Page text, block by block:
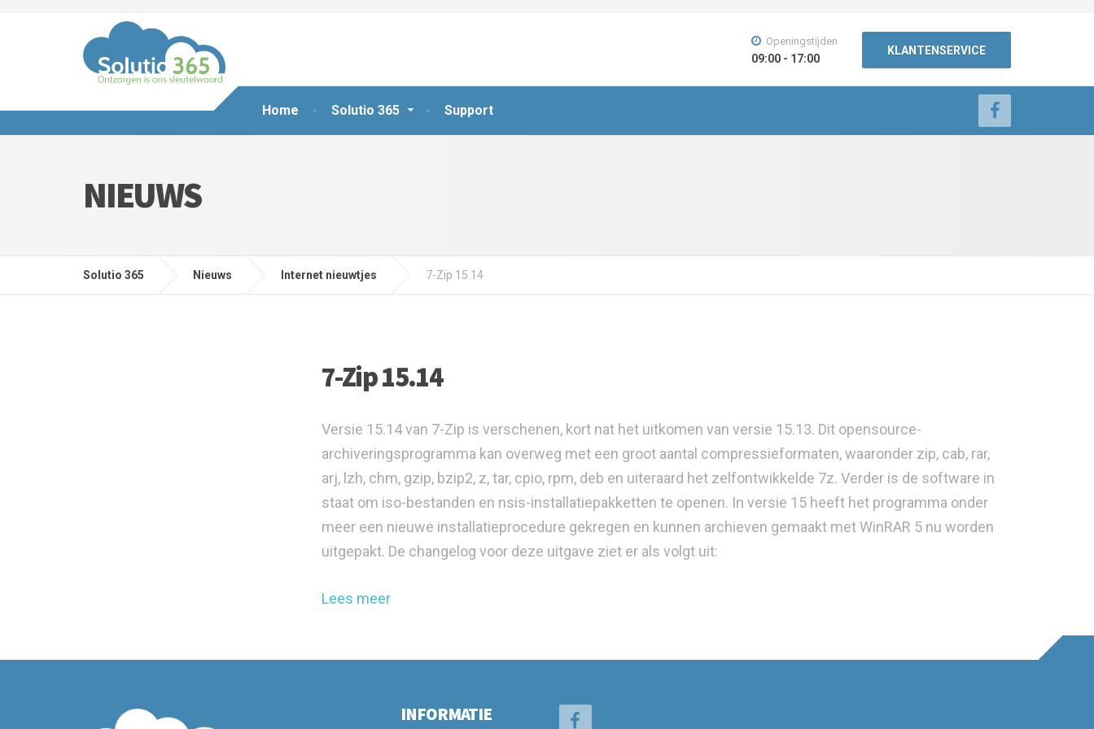
Home Solutio 365 Support
Openingstijden
09:00 - 17:00
KLANTENSERVICE
NIEUWS
Solutio 365 Nieuws Internet nieuwtjes 7-Zip 15.14
7-Zip 15.14
Versie 15.14 van 7-Zip is verschenen, kort nat het uitkomen van versie 15.13. Dit opensource-
archiveringsprogramma kan overweg met een groot aantal compressieformaten, waaronder zip, cab, rar,
arj, lzh, chm, gzip, bzip2, z, tar, cpio, rpm, deb en uiteraard het zelfontwikkelde 7z. Verder is de software in
staat om iso-bestanden en nsis-installatiepakketten te openen. In versie 15 heeft het programma onder
meer een nieuwe installatieprocedure gekregen en kunnen archieven gemaakt met WinRAR 5 nu worden
uitgepakt. De changelog voor deze uitgave ziet er als volgt uit:
Lees meer
INFORMATIE